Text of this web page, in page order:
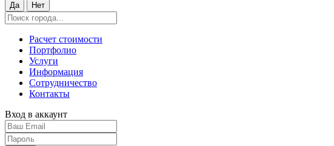
Да Нет
Расчет стоимости
Портфолио
Услуги
Информация
Сотрудничество
Контакты
Вход в аккаунт